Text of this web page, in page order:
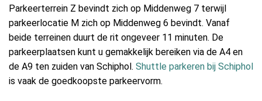
Parkeerterrein Z bevindt zich op Middenweg 7 terwijl
parkeerlocatie M zich op Middenweg 6 bevindt. Vanaf
beide terreinen duurt de rit ongeveer 11 minuten. De
parkeerplaatsen kunt u gemakkelijk bereiken via de A4 en
de A9 ten zuiden van Schiphol. Shuttle parkeren bij Schiphol
is vaak de goedkoopste parkeervorm.